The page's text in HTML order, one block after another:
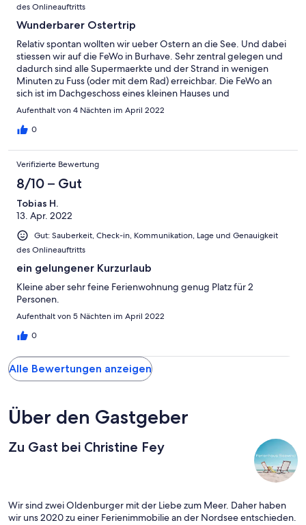
des Onlineauftritts
Wunderbarer Ostertrip
Relativ spontan wollten wir ueber Ostern an die See. Und dabei
stiessen wir auf die FeWo in Burhave. Sehr zentral gelegen und
dadurch sind alle Supermaerkte und der Strand in wenigen
Minuten zu Fuss (oder mit dem Rad) erreichbar. Die FeWo an
sich ist im Dachgeschoss eines kleinen Hauses und
dementsprechend nicht die Groesste - allerdings sehr
Zweckdienlich eingerichtet. Auch als Person mit ueber 1.90m
kommt man zurecht, jedoch muss man am Eingang und auf der
Wohnung selbst ist alles vorhanden, was man benoetigt. Wir
kochen fast ausschliesslich selbst und haben nix elementares
vermisst. Das ist nicht selbstverstaendlich! Auch die
Kommunikation im Vorfeld war absolut super. Freundlich,
aufgeschlossen und immer erreichbar. Vielen Dank! Fuer 2
Personen (plus ggf. 2 kleinere Kinder) koennen wir die FeWo
absolut empfehlen. 4 Erwachsene gehen sicher auch, aber dann
wird es doch schon etwas eng (und die Couch muss als Bett
genutzt werden). Wir vergeben 5 Sterne und bedanken uns
nochmal fuer den tollen Aufenthalt. Wir haben uns sehr wohl
gefuehlt!
Aufenthalt von 4 Nächten im April 2022
0
Verifizierte Bewertung
8/10 – Gut
Tobias H.
13. Apr. 2022
Gut: Sauberkeit, Check-in, Kommunikation, Lage und Genauigkeit
des Onlineauftritts
ein gelungener Kurzurlaub
Kleine aber sehr feine Ferienwohnung genug Platz für 2
Personen.
Aufenthalt von 5 Nächten im April 2022
0
Alle Bewertungen anzeigen
Über den Gastgeber
Zu Gast bei Christine Fey
Wir sind zwei Oldenburger mit der Liebe zum Meer. Daher haben
wir uns 2020 zu einer Ferienimmobilie an der Nordsee entschieden.